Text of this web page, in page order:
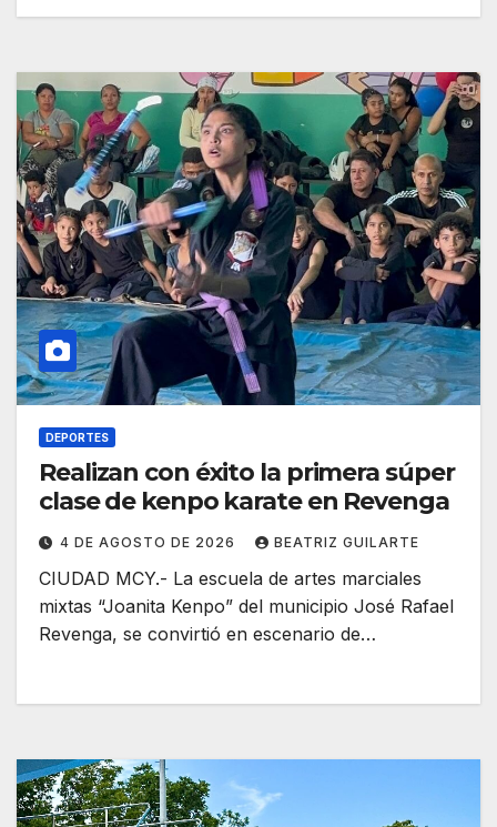
DEPORTES
Realizan con éxito la primera súper
clase de kenpo karate en Revenga
4 DE AGOSTO DE 2026 BEATRIZ GUILARTE
CIUDAD MCY.- La escuela de artes marciales
mixtas “Joanita Kenpo” del municipio José Rafael
Revenga, se convirtió en escenario de…